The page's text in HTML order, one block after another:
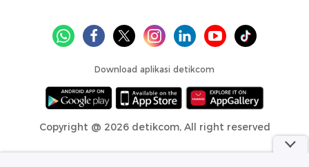
Download aplikasi detikcom
Copyright @ 2026 detikcom, All right reserved